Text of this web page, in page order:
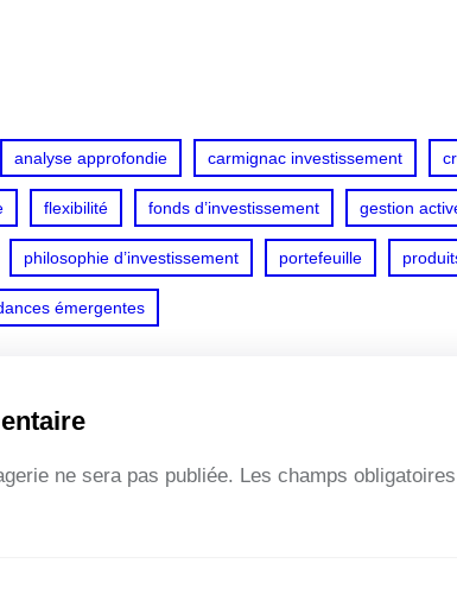
analyse approfondie carmignac investissement
flexibilité fonds d’investissement gestion
philosophie d’investissement portefeuille
émergentes
ne sera pas publiée. Les champs